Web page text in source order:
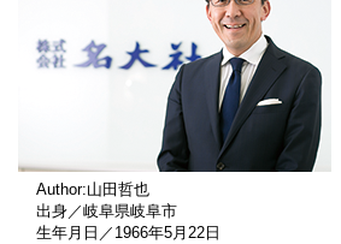
Author:山田哲也
出身／岐阜県岐阜市
生年月日／1966年5月22日